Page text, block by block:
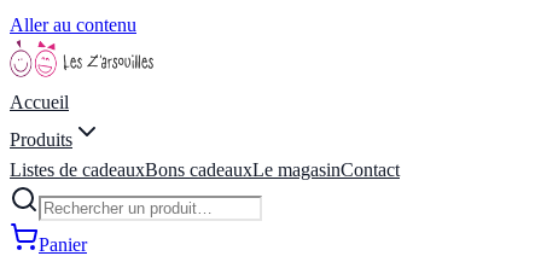
Aller au contenu
Accueil
Produits
Listes de cadeauxBons cadeauxLe magasinContact
Panier